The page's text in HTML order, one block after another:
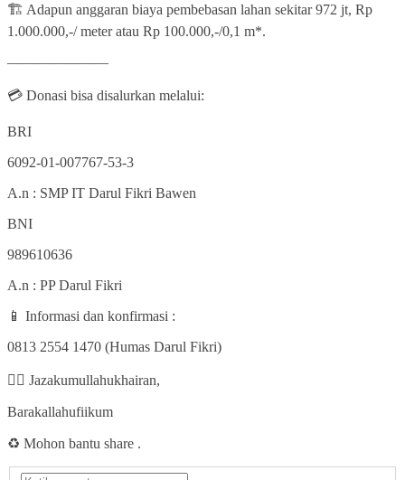
🏗 Adapun anggaran biaya pembebasan lahan sekitar 972 jt, Rp
1.000.000,-/ meter atau Rp 100.000,-/0,1 m*.
———————
💳 Donasi bisa disalurkan melalui:
BRI
6092-01-007767-53-3
A.n : SMP IT Darul Fikri Bawen
BNI
989610636
A.n : PP Darul Fikri
📱 Informasi dan konfirmasi :
0813 2554 1470 (Humas Darul Fikri)
👍🏽 Jazakumullahukhairan,
Barakallahufiikum
♻️ Mohon bantu share .